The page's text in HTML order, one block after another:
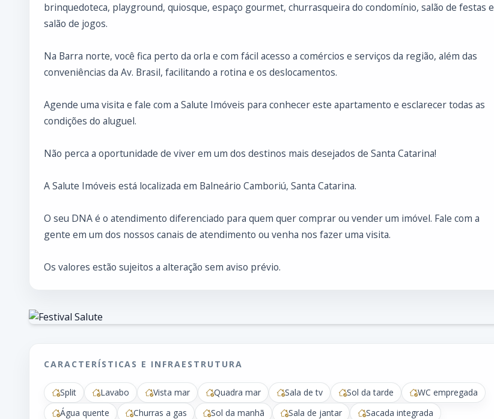
brinquedoteca, playground, quiosque, espaço gourmet, churrasqueira do condomínio, salão de festas e
salão de jogos.
Na Barra norte, você fica perto da orla e com fácil acesso a comércios e serviços da região, além das
conveniências da Av. Brasil, facilitando a rotina e os deslocamentos.
Agende uma visita e fale com a Salute Imóveis para conhecer este apartamento e esclarecer todas as
condições do aluguel.
Não perca a oportunidade de viver em um dos destinos mais desejados de Santa Catarina!
A Salute Imóveis está localizada em Balneário Camboriú, Santa Catarina.
O seu DNA é o atendimento diferenciado para quem quer comprar ou vender um imóvel. Fale com a
gente em um dos nossos canais de atendimento ou venha nos fazer uma visita.
Os valores estão sujeitos a alteração sem aviso prévio.
CARACTERÍSTICAS E INFRAESTRUTURA
Split Lavabo Vista mar Quadra mar Sala de tv Sol da tarde
WC empregada
Água quente
Churras a gas Sol da manhã Sala de jantar
Sacada integrada